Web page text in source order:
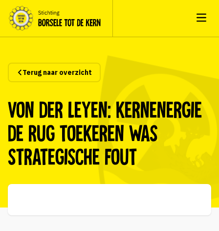
Terug naar overzicht
Von der Leyen: kernenergie
de rug toekeren was
strategische fout